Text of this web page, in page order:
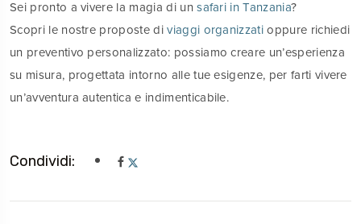
Sei pronto a vivere la magia di unsafari in Tanzania?
Scopri le nostre proposte diviaggi organizzatioppure richiedi
un preventivo personalizzato: possiamo creare un’esperienza
su misura, progettata intorno alle tue esigenze, per farti vivere
un’avventura autentica e indimenticabile.
Condividi: